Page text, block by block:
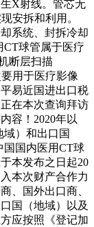
X射线。管芯无
安拆和利用。
系统、封拆冷却
球管属于医疗
断层扫描
用于医疗影像
易近国进出口税
在本次查询拜访
容！2020年以
）和出口国
国国内医用CT球
本发布之日起20
本次财产合作力
、国外出口商、
国（地域）以及
应按照《登记加